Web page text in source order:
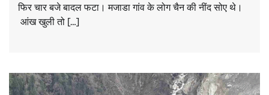
फिर चार बजे बादल फटा। मजाडा गांव के लोग चैन की नींद सोए थे।
आंख खुली तो […]